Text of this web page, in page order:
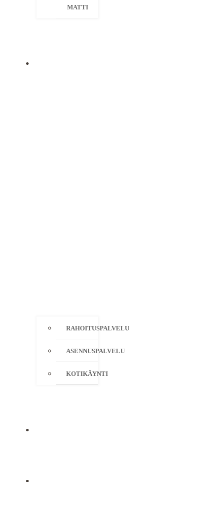
MATTI
RAHOITUSPALVELU
ASENNUSPALVELU
KOTIKÄYNTI